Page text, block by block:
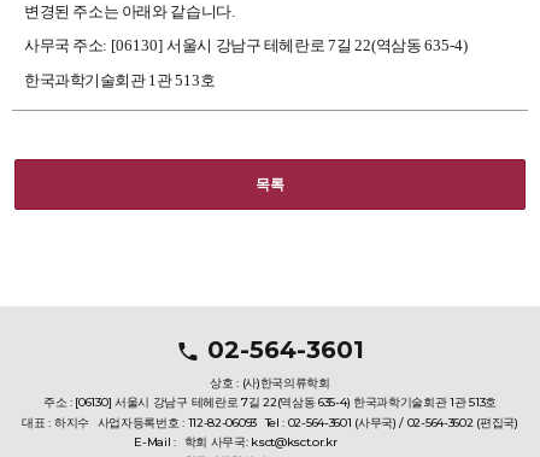
변경된 주소는 아래와 같습니다.
사무국 주소: [06130]서울시 강남구 테헤란로 7길 22(역삼동635-4)
한국과학기술회관 1관513호
목록
02-564-3601
상호 : (사)한국의류학회
주소 : [06130] 서울시 강남구 테헤란로 7길 22(역삼동 635-4) 한국과학기술회관 1관 513호
대표 : 하지수 사업자등록번호 : 112-82-06093 Tel : 02-564-3601 (사무국) / 02-564-3602 (편집국)
E-Mail : 학회 사무국: ksct@ksct.or.kr